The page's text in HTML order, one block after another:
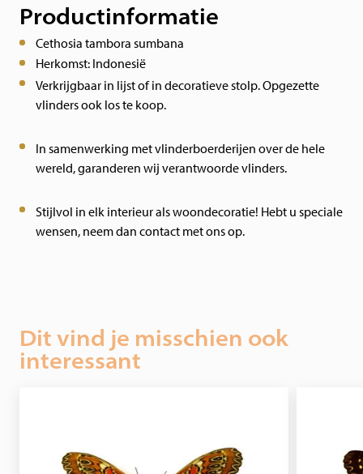
Productinformatie
Cethosia tambora sumbana
Herkomst: Indonesië
Verkrijgbaar in lijst of in decoratieve stolp. Opgezette
vlinders ook los te koop.
In samenwerking met vlinderboerderijen over de hele
wereld, garanderen wij verantwoorde vlinders.
Stijlvol in elk interieur als woondecoratie! Hebt u speciale
wensen, neem dan contact met ons op.
Dit vind je misschien ook
interessant